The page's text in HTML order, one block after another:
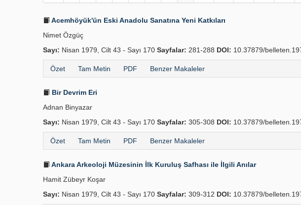
Acemhöyük'ün Eski Anadolu Sanatına Yeni Katkıları
Nimet Özgüç
Sayı: Nisan 1979, Cilt 43 - Sayı 170 Sayfalar: 281-288 DOI: 10.37879/
Özet Tam Metin PDF Benzer Makaleler
Bir Devrim Eri
Adnan Binyazar
Sayı: Nisan 1979, Cilt 43 - Sayı 170 Sayfalar: 305-308 DOI: 10.37879/
Özet Tam Metin PDF Benzer Makaleler
Ankara Arkeoloji Müzesinin İlk Kuruluş Safhası ile İlgili Anılar
Hamit Zübeyr Koşar
Sayı: Nisan 1979, Cilt 43 - Sayı 170 Sayfalar: 309-312 DOI: 10.37879/